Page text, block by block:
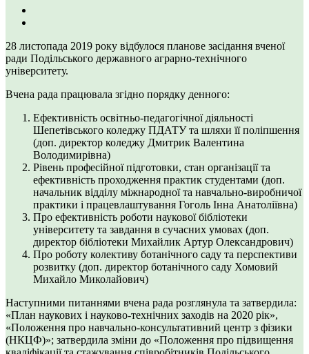
28 листопада 2019 року відбулося планове засідання вченої
ради Подільського державного аграрно-технічного
університету.
Вчена рада працювала згідно порядку денного:
Ефективність освітньо-педагогічної діяльності
Шепетівського коледжу ПДАТУ та шляхи її поліпшення
(доп. директор коледжу Дмитрик Валентина
Володимирівна)
Рівень професійної підготовки, стан організації та
ефективність проходження практик студентами (доп.
начальник відділу міжнародної та навчально-виробничої
практики і працевлаштування Гоголь Інна Анатоліївна)
Про ефективність роботи наукової бібліотеки
університету та завдання в сучасних умовах (доп.
директор бібліотеки Михайлик Артур Олександрович)
Про роботу колективу ботанічного саду та перспективи
розвитку (доп. директор ботанічного саду Хомовий
Михайло Миколайович)
Наступними питаннями вчена рада розглянула та затвердила:
«План наукових і науково-технічних заходів на 2020 рік»,
«Положення про навчально-консультативний центр з фізики
(НКЦФ)»; затвердила зміни до «Положення про підвищення